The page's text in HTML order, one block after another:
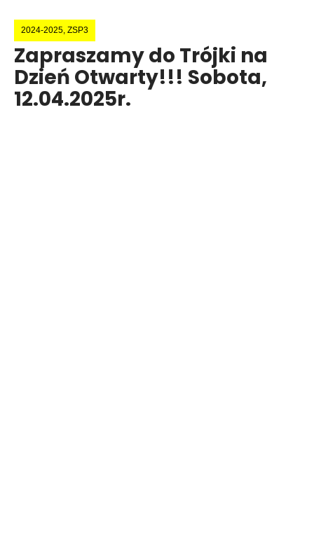
2024-2025 ZSP3
Zapraszamy do Trójki na
Dzień Otwarty!!! Sobota,
12.04.2025r.